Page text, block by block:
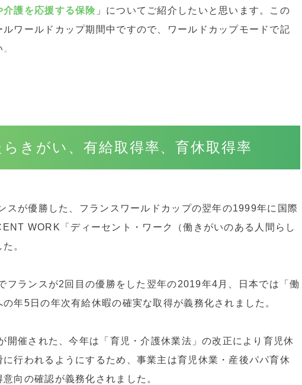
介護を応援する保険 」についてご紹介したいと思います。この
ワールドカップ期間中ですので、ワールドカップモードで記
。
きがい、有給取得率、育休取得率
スが優勝した、フランスワールドカップの翌年の1999年に国際
WORK「ディーセント・ワーク（働きがいのある人間らし
。
フランスが2回目の優勝をした翌年の2019年4月、日本では「働
年5日の年次有給休暇の確実な取得が義務化されました。
開催された、今年は「育児・介護休業法」の改正により育児休
行われるようにするため、事業主は育児休業・産後パパ育休
向の確認が義務化されました。